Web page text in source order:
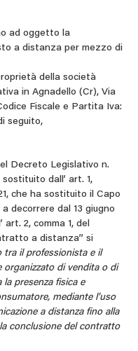
ad oggetto la
a distanza per mezzo di
della società
in Agnadello (Cr), Via
Fiscale e Partita Iva:
seguito,
Decreto Legislativo n.
dall’ art. 1,
che ha sostituito il Capo
decorrere dal 13 giugno
art. 2, comma 1, del
a distanza” si
tra il professionista e il
di vendita o di
la presenza fisica e
mediante l’uso
a distanza fino alla
conclusione del contratto